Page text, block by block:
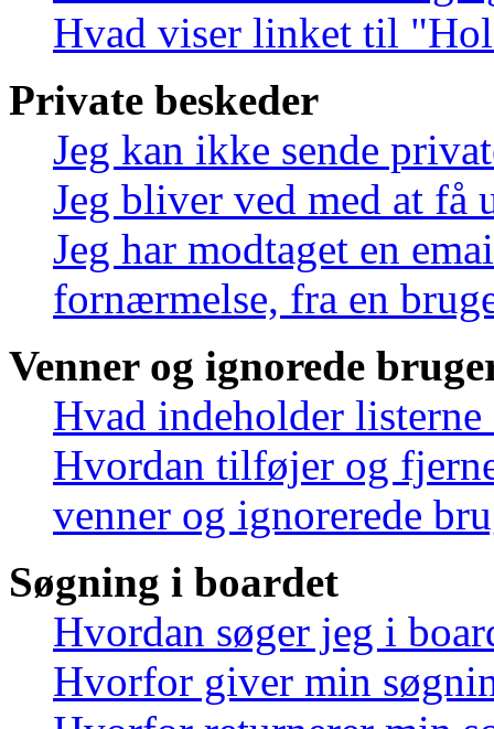
Hvad viser linket til
Private beskeder
Jeg kan ikke sende
Jeg bliver ved med at få
Jeg har modtaget en
fornærmelse, fra en
Venner og ignorede
Hvad indeholder
Hvordan tilføjer og
venner og ignorerede
Søgning i boardet
Hvordan søger jeg i
Hvorfor giver min